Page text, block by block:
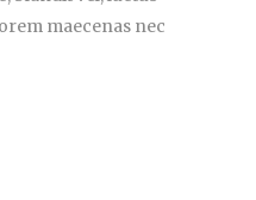
maecenas nec